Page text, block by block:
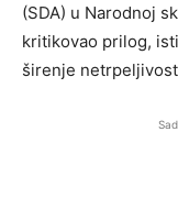
(SDA) u Narodnoj
kritikovao prilog,
širenje